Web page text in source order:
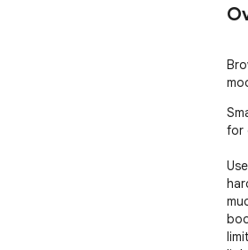
for